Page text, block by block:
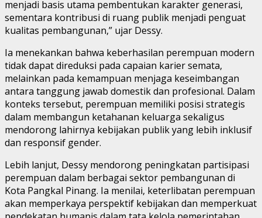
menjadi basis utama pembentukan karakter generasi,
sementara kontribusi di ruang publik menjadi penguat
kualitas pembangunan,” ujar Dessy.
Ia menekankan bahwa keberhasilan perempuan modern
tidak dapat direduksi pada capaian karier semata,
melainkan pada kemampuan menjaga keseimbangan
antara tanggung jawab domestik dan profesional. Dalam
konteks tersebut, perempuan memiliki posisi strategis
dalam membangun ketahanan keluarga sekaligus
mendorong lahirnya kebijakan publik yang lebih inklusif
dan responsif gender.
Lebih lanjut, Dessy mendorong peningkatan partisipasi
perempuan dalam berbagai sektor pembangunan di
Kota Pangkal Pinang. Ia menilai, keterlibatan perempuan
akan memperkaya perspektif kebijakan dan memperkuat